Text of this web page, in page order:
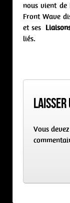
nous vient de
Front Wave
et ses
liés.
Vous devez